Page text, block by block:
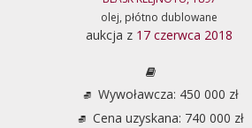
olej, płótno dublowane
aukcja z 17 czerwca 2018
Wywoławcza: 450 000 zł
Cena uzyskana: 740 000 zł